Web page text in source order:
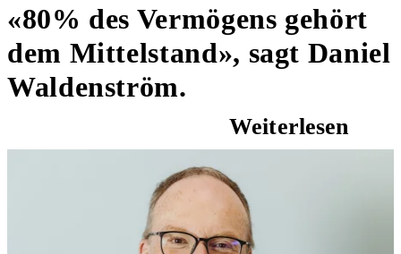
«80% des Vermögens gehört
dem Mittelstand», sagt Daniel
Waldenström.
Weiterlesen